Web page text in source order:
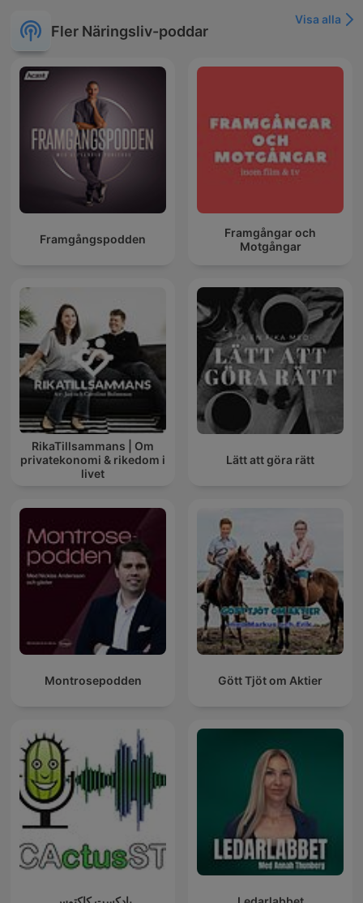
Fler Näringsliv-poddar
Visa alla
Framgångspodden
Framgångar och
Motgångar
RikaTillsammans | Om
privatekonomi & rikedom i
livet
Lätt att göra rätt
Montrosepodden Gött Tjöt om Aktier